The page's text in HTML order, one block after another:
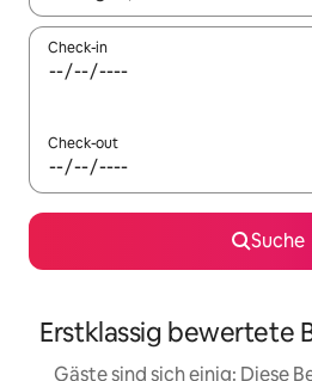
Check-in
Check-out
Suche
Erstklassig bewertete
Gäste sind sich einig: Diese